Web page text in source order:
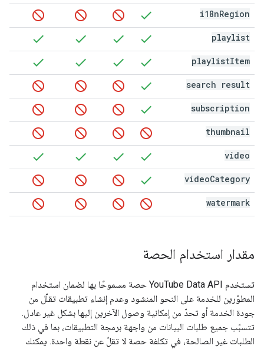
i18nRegion
playlist
playlistItem
search result
subscription
thumbnail
video
videoCategory
watermark
مقدار استخدام الحصة
تستخدم YouTube Data API حصة مسموحًا بها لضمان استخدام
المطوّرين للخدمة على النحو المنشود وعدم إنشاء تطبيقات تقلّل من
جودة الخدمة أو تحدّ من إمكانية وصول الآخرين إليها بشكل غير عادل.
تتسبّب جميع طلبات البيانات من واجهة برمجة التطبيقات، بما في ذلك
الطلبات غير الصالحة، في تكلفة حصة لا تقلّ عن نقطة واحدة. يمكنك